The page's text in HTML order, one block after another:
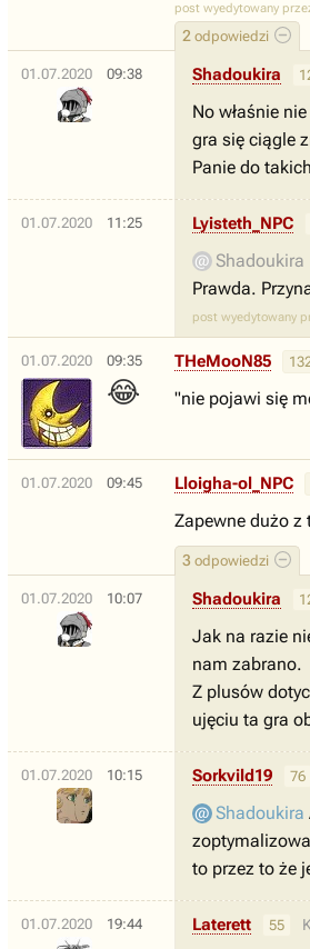
2 odpowiedzi
post wyedytowany
01.07.2020 09:38 Shadoukira
No właśnie
gra się ciągle
Panie do
01.07.2020 11:25 Lyisteth_NPC
Shadoukira
Prawda.
post wyedytowany
01.07.2020 09:35
😂
THeMooN85
"nie pojawi się
01.07.2020 09:45
3 odpowiedzi
Lloigha-ol_NPC
Zapewne dużo z
01.07.2020 10:07 Shadoukira
Jak na razie
nam zabrano.
Z plusów
ujęciu ta gra
01.07.2020 10:15 Sorkvild19 76
Shadoukira
to przez to że
01.07.2020 19:44 Laterett 55